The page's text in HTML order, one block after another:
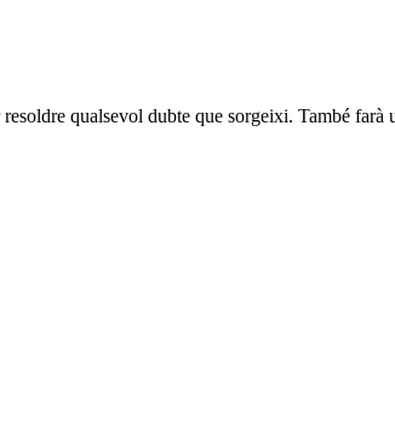
qualsevol dubte que sorgeixi. També farà